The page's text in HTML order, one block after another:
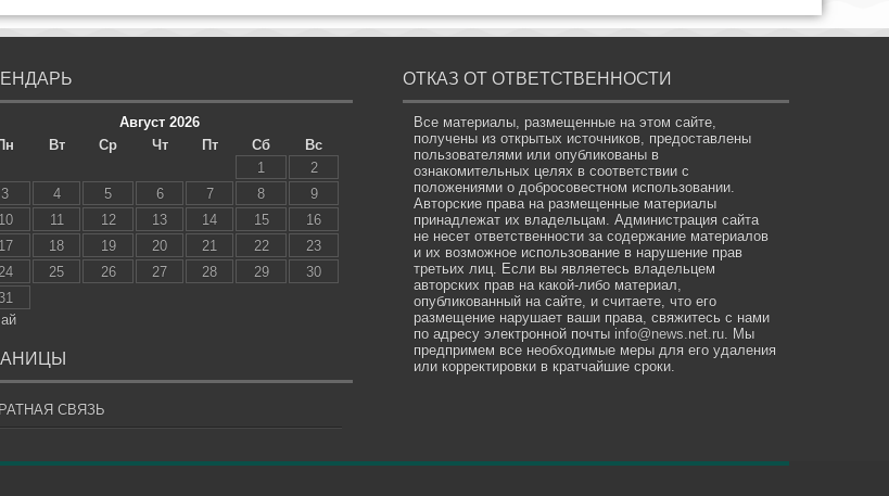
Август 2026
Вт Ср Чт Пт Сб
Вс
1
2
3
4 5 6 7 8
9
10
11 12 13 14 15
16
17
18 19 20 21 22
23
25 26 27 28 29
30
31
СВЯЗЬ
ОТКАЗ ОТ ОТВЕТСТВЕННОСТИ
Все материалы, размещенные на этом сайте,
получены из открытых источников, предоставлены
пользователями или опубликованы в
ознакомительных целях в соответствии с
положениями о добросовестном использовании.
Авторские права на размещенные материалы
принадлежат их владельцам. Администрация сайта
не несет ответственности за содержание материалов
и их возможное использование в нарушение прав
третьих лиц. Если вы являетесь владельцем
авторских прав на какой-либо материал,
опубликованный на сайте, и считаете, что его
размещение нарушает ваши права, свяжитесь с нами
по адресу электронной почты info@news.net.ru. Мы
предпримем все необходимые меры для его удаления
или корректировки в кратчайшие сроки.